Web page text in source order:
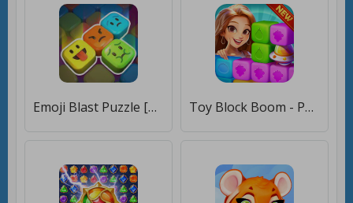
Emoji Blast Puzzle [Много монет] Toy Block Boom - Puzzle Blast [Бесплатные покупки]